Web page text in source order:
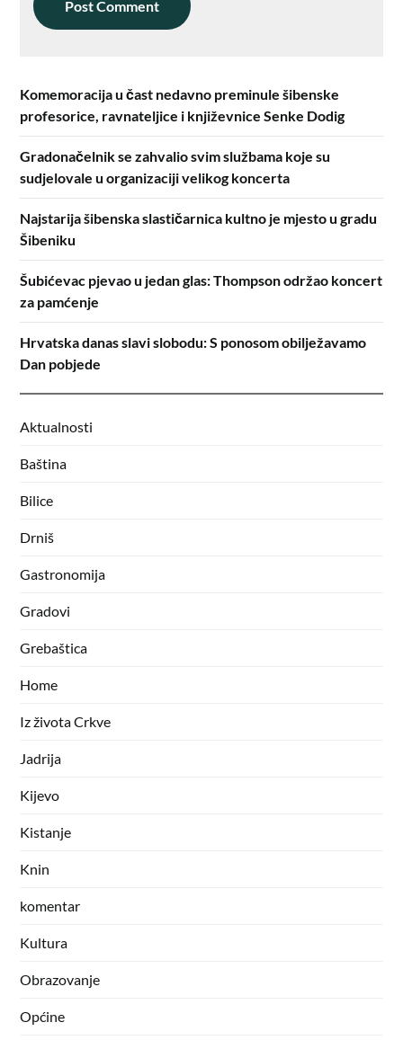
Komemoracija u čast nedavno preminule šibenske
profesorice, ravnateljice i književnice Senke Dodig
Gradonačelnik se zahvalio svim službama koje su
sudjelovale u organizaciji velikog koncerta
Najstarija šibenska slastičarnica kultno je mjesto u gradu
Šibeniku
Šubićevac pjevao u jedan glas: Thompson održao koncert
za pamćenje
Hrvatska danas slavi slobodu: S ponosom obilježavamo
Dan pobjede
Aktualnosti
Baština
Bilice
Drniš
Gastronomija
Gradovi
Grebaštica
Home
Iz života Crkve
Jadrija
Kijevo
Kistanje
Knin
komentar
Kultura
Obrazovanje
Općine